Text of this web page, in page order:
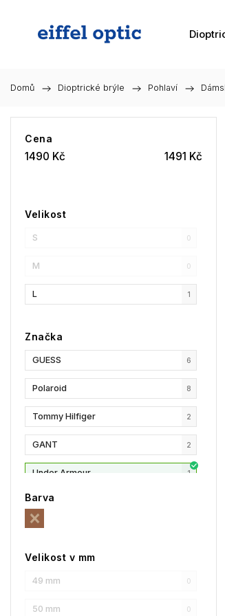
Domů / Dioptrické brýle / Pohlaví /
Cena
1490 Kč 1491 Kč
Velikost
S 0
M 0
L 1
Značka
GUESS 6
Polaroid 8
Tommy Hilfiger 2
GANT 2
Under Armour 1
Liu Jo
MaxMara
MAX&Co.
Longchamp 5
HUGO 1
Barva
Velikost v mm
49 mm 0
50 mm 0